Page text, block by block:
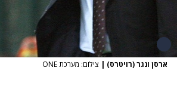
ארסן ונגר (רויטרס) | צילום: מערכת ONE